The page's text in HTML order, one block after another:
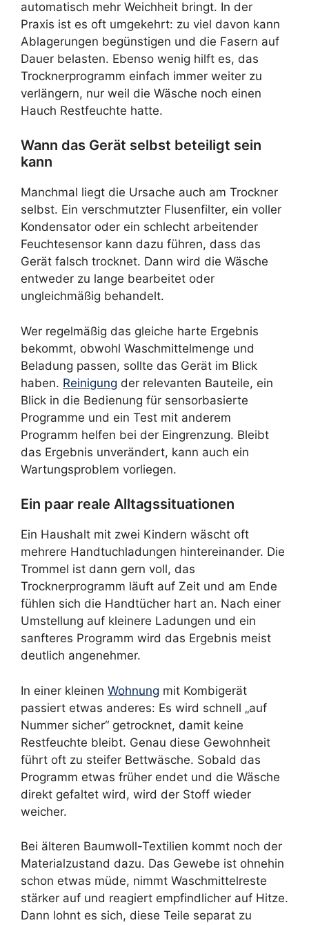
automatisch mehr Weichheit bringt. In der
Praxis ist es oft umgekehrt: zu viel davon kann
Ablagerungen begünstigen und die Fasern auf
Dauer belasten. Ebenso wenig hilft es, das
Trocknerprogramm einfach immer weiter zu
verlängern, nur weil die Wäsche noch einen
Hauch Restfeuchte hatte.
Wann das Gerät selbst beteiligt sein
kann
Manchmal liegt die Ursache auch am Trockner
selbst. Ein verschmutzter Flusenfilter, ein voller
Kondensator oder ein schlecht arbeitender
Feuchtesensor kann dazu führen, dass das
Gerät falsch trocknet. Dann wird die Wäsche
entweder zu lange bearbeitet oder
ungleichmäßig behandelt.
Wer regelmäßig das gleiche harte Ergebnis
bekommt, obwohl Waschmittelmenge und
Beladung passen, sollte das Gerät im Blick
haben. Reinigung der relevanten Bauteile, ein
Blick in die Bedienung für sensorbasierte
Programme und ein Test mit anderem
Programm helfen bei der Eingrenzung. Bleibt
das Ergebnis unverändert, kann auch ein
Wartungsproblem vorliegen.
Ein paar reale Alltagssituationen
Ein Haushalt mit zwei Kindern wäscht oft
mehrere Handtuchladungen hintereinander. Die
Trommel ist dann gern voll, das
Trocknerprogramm läuft auf Zeit und am Ende
fühlen sich die Handtücher hart an. Nach einer
Umstellung auf kleinere Ladungen und ein
sanfteres Programm wird das Ergebnis meist
deutlich angenehmer.
In einer kleinen Wohnung mit Kombigerät
passiert etwas anderes: Es wird schnell „auf
Nummer sicher“ getrocknet, damit keine
Restfeuchte bleibt. Genau diese Gewohnheit
führt oft zu steifer Bettwäsche. Sobald das
Programm etwas früher endet und die Wäsche
direkt gefaltet wird, wird der Stoff wieder
weicher.
Bei älteren Baumwoll-Textilien kommt noch der
Materialzustand dazu. Das Gewebe ist ohnehin
schon etwas müde, nimmt Waschmittelreste
stärker auf und reagiert empfindlicher auf Hitze.
Dann lohnt es sich, diese Teile separat zu